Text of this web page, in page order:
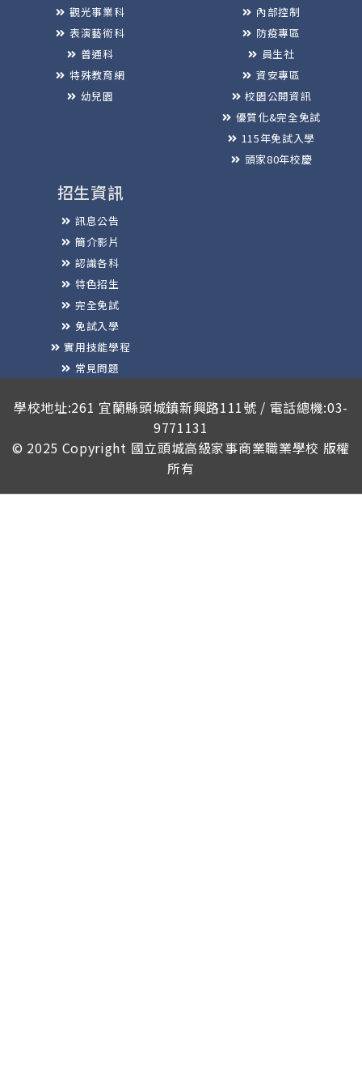
觀光事業科
表演藝術科
普通科
特殊教育網
幼兒園
內部控制
防疫專區
員生社
資安專區
校園公開資訊
優質化&完全免試
115年免試入學
頭家80年校慶
招生資訊
訊息公告
簡介影片
認識各科
特色招生
完全免試
免試入學
實用技能學程
常見問題
學校地址:261 宜蘭縣頭城鎮新興路111號 / 電話總機:03-
9771131
© 2025 Copyright 國立頭城高級家事商業職業學校 版權
所有